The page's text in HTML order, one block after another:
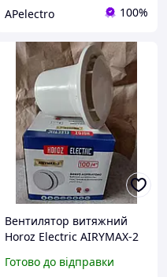
APelectro 100%
Вентилятор витяжний
Horoz Electric AIRYMAX-2
Готово до відправки